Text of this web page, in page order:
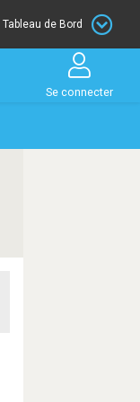
Tableau de Bord
Se connecter